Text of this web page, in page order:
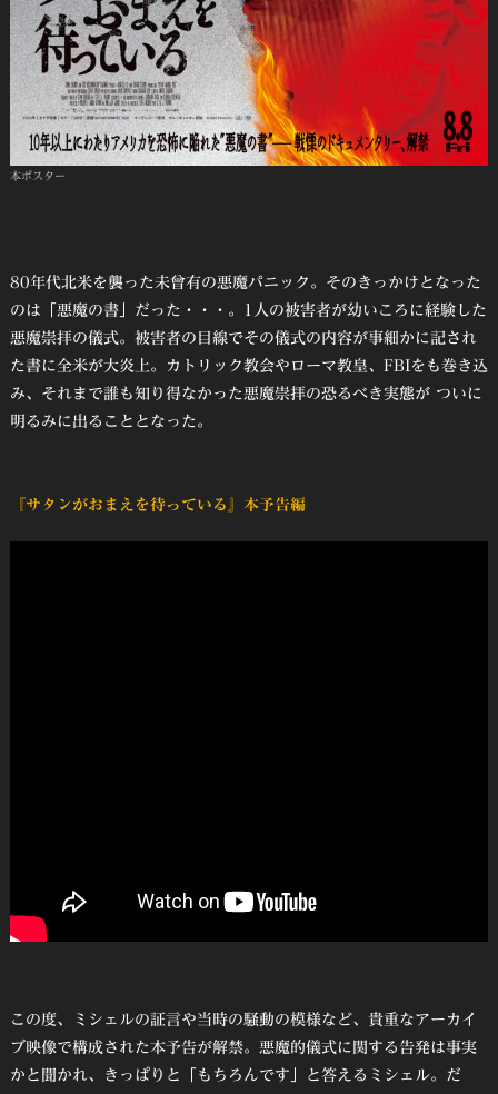
本ポスター
80年代北米を襲った未曾有の悪魔パニック。そのきっかけとなった
のは「悪魔の書」だった・・・。1人の被害者が幼いころに経験した
悪魔崇拝の儀式。被害者の目線でその儀式の内容が事細かに記され
た書に全米が大炎上。カトリック教会やローマ教皇、FBIをも巻き込
み、それまで誰も知り得なかった悪魔崇拝の恐るべき実態が ついに
明るみに出ることとなった。
『サタンがおまえを待っている』本予告編
この度、ミシェルの証言や当時の騒動の模様など、貴重なアーカイ
ブ映像で構成された本予告が解禁。悪魔的儀式に関する告発は事実
かと聞かれ、きっぱりと「もちろんです」と答えるミシェル。だ